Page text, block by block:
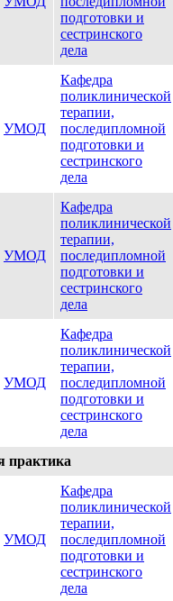
подготовки и
сестринского
дела
УМОД
Кафедра
поликлинической
терапии,
последипломной
подготовки и
сестринского
дела
УМОД
Кафедра
поликлинической
терапии,
последипломной
подготовки и
сестринского
дела
УМОД
Кафедра
поликлинической
терапии,
последипломной
подготовки и
сестринского
дела
практика
УМОД
Кафедра
поликлинической
терапии,
последипломной
подготовки и
сестринского
дела